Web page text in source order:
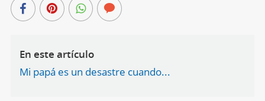
En este artículo
Mi papá es un desastre cuando...